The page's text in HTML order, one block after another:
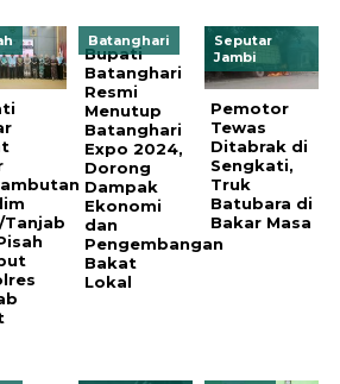
Tanjab
Batanghari
Bupati
Batanghari
Resmi
Menutup
Batanghari
Expo 2024,
Dorong
Dampak
Ekonomi
dan
Pengembangan
Bakat
Lokal
Seputar
Jambi
Pemotor
Tewas
Ditabrak di
Sengkati,
Truk
Batubara di
Bakar Masa